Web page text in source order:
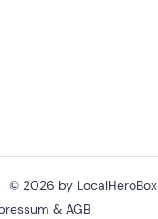
© 2026 by LocalHeroBox
& AGB